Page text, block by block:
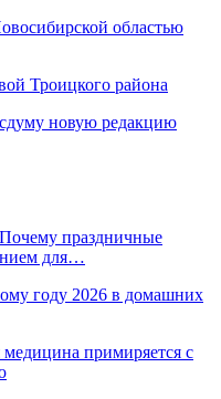
областью
Троицкого района
новую редакцию
праздничные
для…
году 2026 в домашних
примиряется с